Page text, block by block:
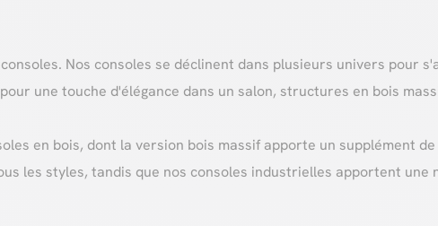
Nos consoles se déclinent dans plusieurs univers pour
une touche d'élégance dans un salon, structures en bois
en bois, dont la version bois massif apporte un supplément
les styles, tandis que nos consoles industrielles apportent une